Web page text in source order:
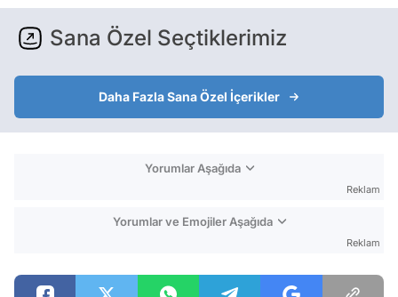
Sana Özel Seçtiklerimiz
Daha Fazla Sana Özel İçerikler
Yorumlar Aşağıda
Reklam
Yorumlar ve Emojiler Aşağıda
Reklam